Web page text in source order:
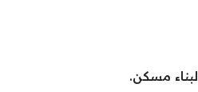
مسكن.